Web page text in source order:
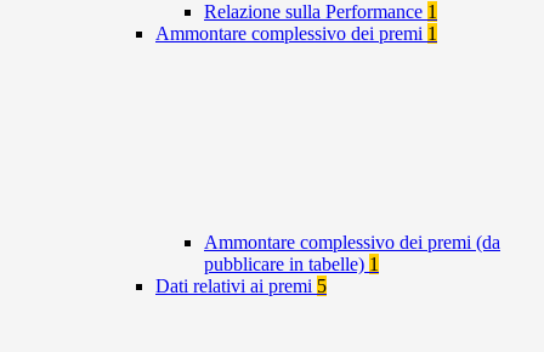
Relazione sulla Performance 1
Ammontare complessivo dei premi 1
Ammontare complessivo dei premi (da
pubblicare in tabelle) 1
Dati relativi ai premi 5